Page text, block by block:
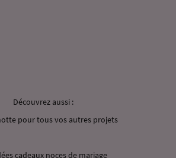
Découvrez aussi :
pour tous vos autres projets
cadeaux noces de mariage